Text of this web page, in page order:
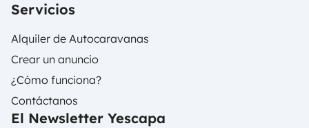
Servicios
Alquiler de Autocaravanas
Crear un anuncio
¿Cómo funciona?
Contáctanos
El Newsletter Yescapa